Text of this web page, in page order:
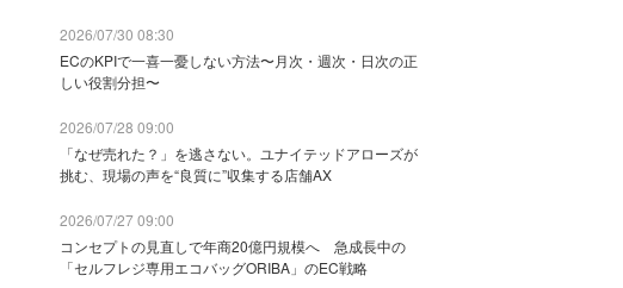
2026/07/30 08:30
ECのKPIで一喜一憂しない方法〜月次・週次・日次の正
しい役割分担〜
2026/07/28 09:00
「なぜ売れた？」を逃さない。ユナイテッドアローズが
挑む、現場の声を“良質に”収集する店舗AX
2026/07/27 09:00
コンセプトの見直しで年商20億円規模へ 急成長中の
「セルフレジ専用エコバッグORIBA」のEC戦略